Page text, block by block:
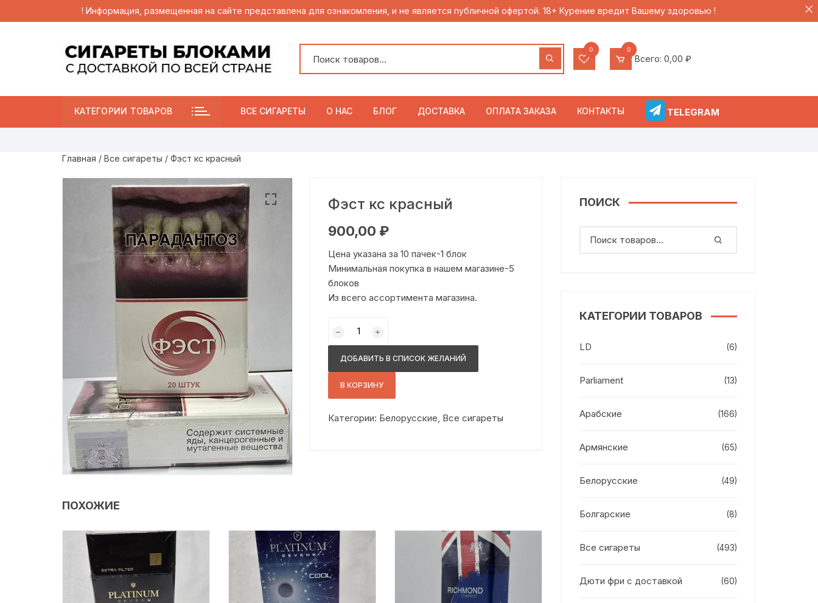
! Информация, размещенная на сайте представлена для ознакомления, и не является публичной офертой. 18+ Курение вредит Вашему здоровью !
0 0
Всего: 0,00 ₽
КАТЕГОРИИ ТОВАРОВ ВСЕ СИГАРЕТЫ О НАС БЛОГ ДОСТАВКА ОПЛАТА ЗАКАЗА КОНТАКТЫ TELEGRAM
Главная / Все сигареты / Фэст кс красный
Фэст кс красный
900,00 ₽
Цена указана за 10 пачек-1 блок
Минимальная покупка в нашем магазине-5
блоков
Из всего ассортимента магазина.
товара
красный
ДОБАВИТЬ В СПИСОК ЖЕЛАНИЙ
В КОРЗИНУ
Категории: Белорусские Все сигареты
ПОХОЖИЕ
ПОИСК
КАТЕГОРИИ ТОВАРОВ
LD (6)
Parliament (13)
Арабские (166)
Армянские (65)
Белорусские (49)
Болгарские (8)
Все сигареты (493)
Дюти фри с доставкой (60)